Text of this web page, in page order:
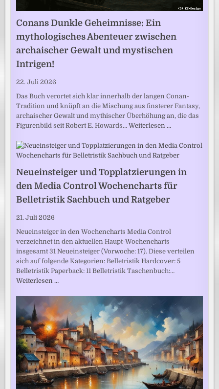
Conans Dunkle Geheimnisse: Ein
mythologisches Abenteuer zwischen
archaischer Gewalt und mystischen
Intrigen!
22. Juli 2026
Das Buch verortet sich klar innerhalb der langen Conan-
Tradition und knüpft an die Mischung aus finsterer Fantasy,
archaischer Gewalt und mythischer Überhöhung an, die das
Figurenbild seit Robert E. Howards…Weiterlesen …
Neueinsteiger und Topplatzierungen in
den Media Control Wochencharts für
Belletristik Sachbuch und Ratgeber
21. Juli 2026
Neueinsteiger in den Wochencharts Media Control
verzeichnet in den aktuellen Haupt-Wochencharts
insgesamt 31 Neueinsteiger (Vorwoche: 17). Diese verteilen
sich auf folgende Kategorien: Belletristik Hardcover: 5
Belletristik Paperback: 11 Belletristik Taschenbuch:…
Weiterlesen …